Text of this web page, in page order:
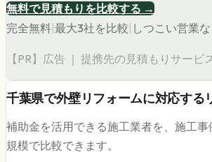
無料で見積もりを比較する →
完全無料 最大3社を比較 しつこい営業
【PR】広告 ｜ 提携先の見積もりサービ
千葉県で外壁リフォームに対応する
補助金を活用できる施工業者を、施工
規模で比較できます。